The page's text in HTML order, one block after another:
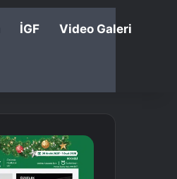
İGF Video Galeri